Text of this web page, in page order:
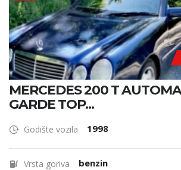
MERCEDES 200 T
GARDE TOP...
Godište vozila 1998
Vrsta goriva benzin